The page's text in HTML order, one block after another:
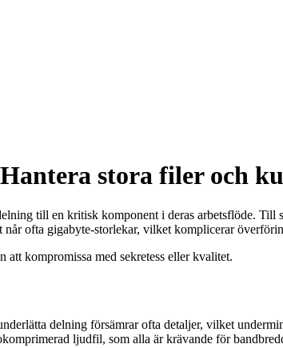
stora filer och
till en kritisk komponent i deras arbetsflöde. Till
ofta gigabyte-storlekar, vilket komplicerar
kompromissa med sekretess eller kvalitet.
delning försämrar ofta detaljer, vilket
ljudfil, som alla är krävande för